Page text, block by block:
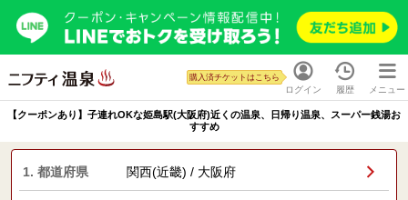
ログイン
購入済チケットはこちら
履歴 メニュー
【クーポンあり】子連れOKな姫島駅(大阪府)近くの温泉、日帰り温泉、スーパー銭湯お
すすめ
1. 都道府県 関西(近畿) / 大阪府